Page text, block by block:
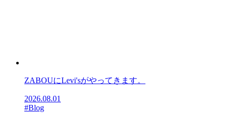
ZABOUにLevi'sがやってきます。
2026.08.01
#Blog